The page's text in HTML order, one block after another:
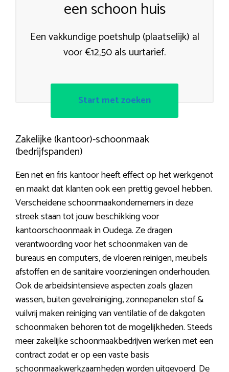
een schoon huis
Een vakkundige poetshulp (plaatselijk) al
voor €12,50 als uurtarief.
Start met zoeken
Zakelijke (kantoor)-schoonmaak
(bedrijfspanden)
Een net en fris kantoor heeft effect op het werkgenot
en maakt dat klanten ook een prettig gevoel hebben.
Verscheidene schoonmaakondernemers in deze
streek staan tot jouw beschikking voor
kantoorschoonmaak in Oudega. Ze dragen
verantwoording voor het schoonmaken van de
bureaus en computers, de vloeren reinigen, meubels
afstoffen en de sanitaire voorzieningen onderhouden.
Ook de arbeidsintensieve aspecten zoals glazen
wassen, buiten gevelreiniging, zonnepanelen stof &
vuilvrij maken reiniging van ventilatie of de dakgoten
schoonmaken behoren tot de mogelijkheden. Steeds
meer zakelijke schoonmaakbedrijven werken met een
contract zodat er op een vaste basis
schoonmaakwerkzaamheden worden uitgevoerd. De